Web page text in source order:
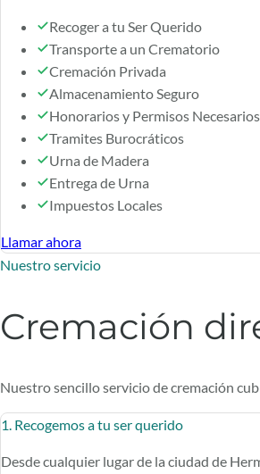
Recoger a tu Ser Querido
Transporte a un Crematorio
Cremación Privada
Almacenamiento Seguro
Honorarios y Permisos Necesarios
Tramites Burocráticos
Urna de Madera
Entrega de Urna
Impuestos Locales
Llamar ahora
Nuestro servicio
Cremación
Nuestro sencillo servicio de cremación
1. Recogemos a tu ser querido
Desde cualquier lugar de la ciudad de